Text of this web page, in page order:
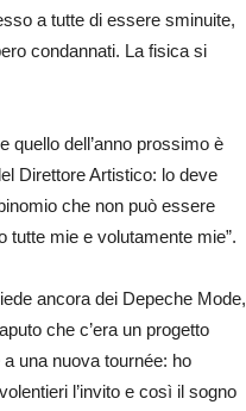
a tutte di essere sminuite,
condannati. La fisica si
quello dell’anno prossimo è
Direttore Artistico: lo deve
che non può essere
mie e volutamente mie”.
ancora dei Depeche Mode,
che c’era un progetto
una nuova tournée: ho
l’invito e così il sogno